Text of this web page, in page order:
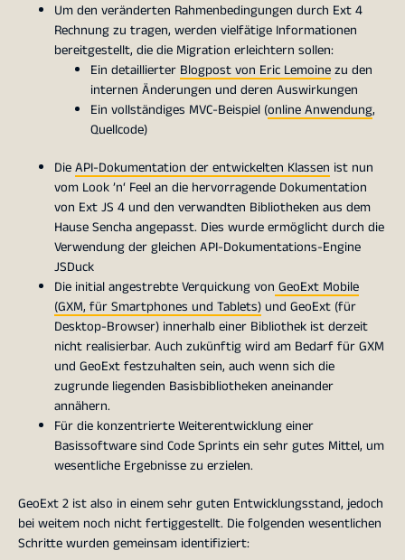
Um den veränderten Rahmenbedingungen durch Ext 4
Rechnung zu tragen, werden vielfätige Informationen
bereitgestellt, die die Migration erleichtern sollen:
Ein detaillierter Blogpost von Eric Lemoinezu den
internen Änderungen und deren Auswirkungen
Ein vollständiges MVC-Beispiel (online Anwendung,
Quellcode)
DieAPI-Dokumentation der entwickelten Klassen ist nun
vom Look ’n‘ Feel an die hervorragende Dokumentation
von Ext JS 4 und den verwandten Bibliotheken aus dem
Hause Sencha angepasst. Dies wurde ermöglicht durch die
Verwendung der gleichen API-Dokumentations-Engine
JSDuck
Die initial angestrebte Verquickung von GeoExt Mobile
(GXM, für Smartphones und Tablets)und GeoExt (für
Desktop-Browser) innerhalb einer Bibliothek ist derzeit
nicht realisierbar. Auch zukünftig wird am Bedarf für GXM
und GeoExt festzuhalten sein, auch wenn sich die
zugrunde liegenden Basisbibliotheken aneinander
annähern.
Für die konzentrierte Weiterentwicklung einer
Basissoftware sind Code Sprints ein sehr gutes Mittel, um
wesentliche Ergebnisse zu erzielen.
GeoExt 2 ist also in einem sehr guten Entwicklungsstand, jedoch
bei weitem noch nicht fertiggestellt. Die folgenden wesentlichen
Schritte wurden gemeinsam identifiziert: